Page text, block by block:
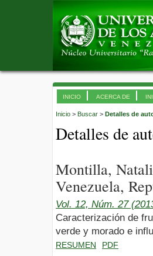
INICIO ACERCA DE
Inicio > Buscar > Detalles de
Detalles de
Montilla,
Venezuela,
Vol. 12, Núm. 27
Caracterización de
verde y morado e
RESUMEN PDF